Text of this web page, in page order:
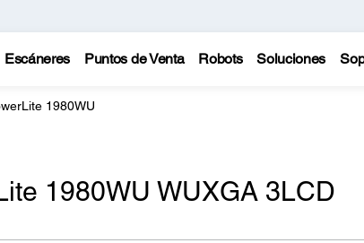
Escáneres Puntos de Venta Robots Soluciones
1980WU
1980WU WUXGA 3LCD